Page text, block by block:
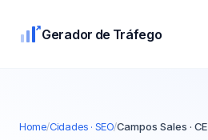
Gerador de Tráfego
Home/Cidades · SEO/Campos Sales · CE